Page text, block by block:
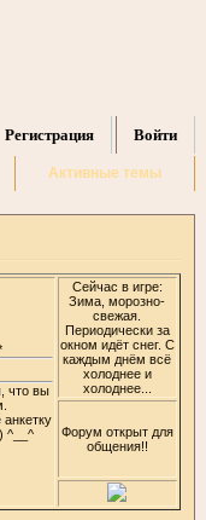
Регистрация Войти
Активные темы
что вы
анкетку
^__^
Сейчас в игре:
Зима, морозно-
свежая.
Периодически за
окном идёт снег. С
каждым днём всё
холоднее и
холоднее...
Форум открыт для
общения!!